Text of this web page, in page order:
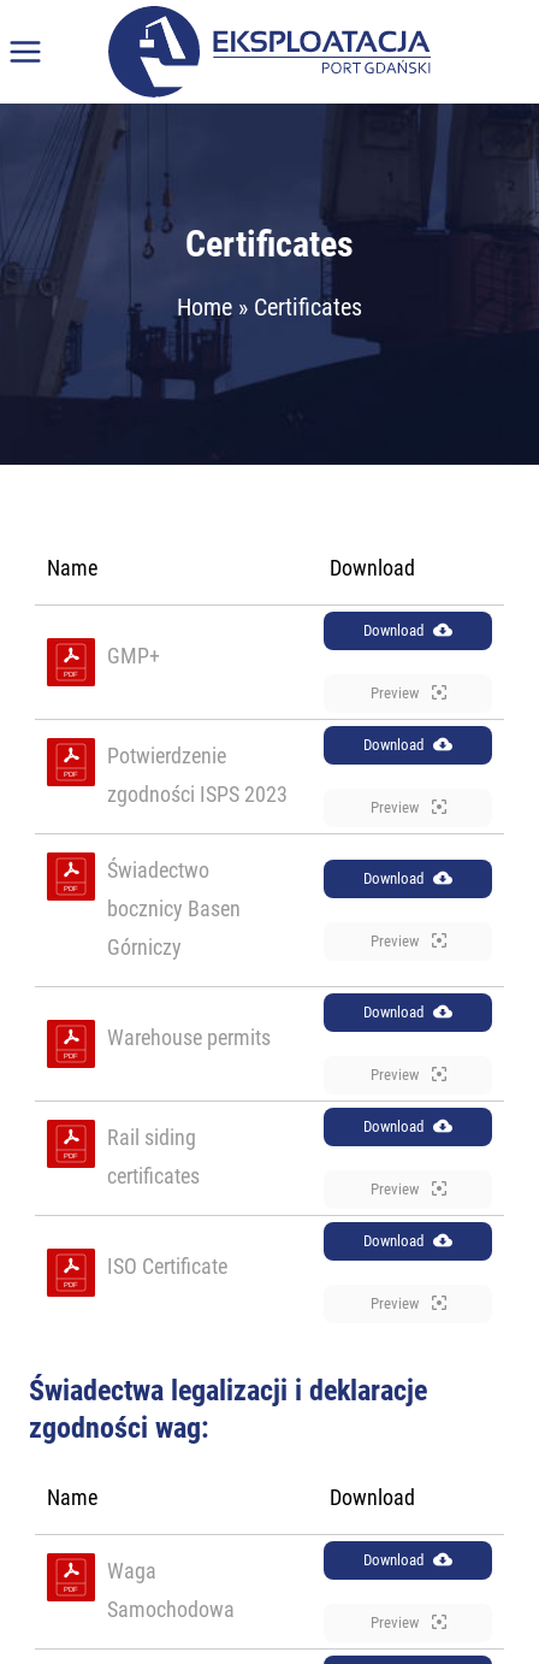
to
Certificates
Home » Certificates
Name Download
GMP+
Download
Preview
Potwierdzenie
zgodności ISPS 2023
Download
Preview
Świadectwo
bocznicy Basen
Górniczy
Download
Preview
Warehouse permits
Download
Preview
Rail siding
certificates
Download
Preview
ISO Certificate
Download
Preview
Świadectwa legalizacji i deklaracje
zgodności wag:
Name Download
Waga
Samochodowa
Download
Preview